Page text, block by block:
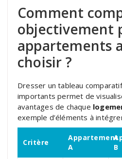
Comment
objectivement
appartements
choisir ?
Dresser un tableau
importants permet de
avantages de chaque
exemple d’éléments à
Critère
Appartement
A
B